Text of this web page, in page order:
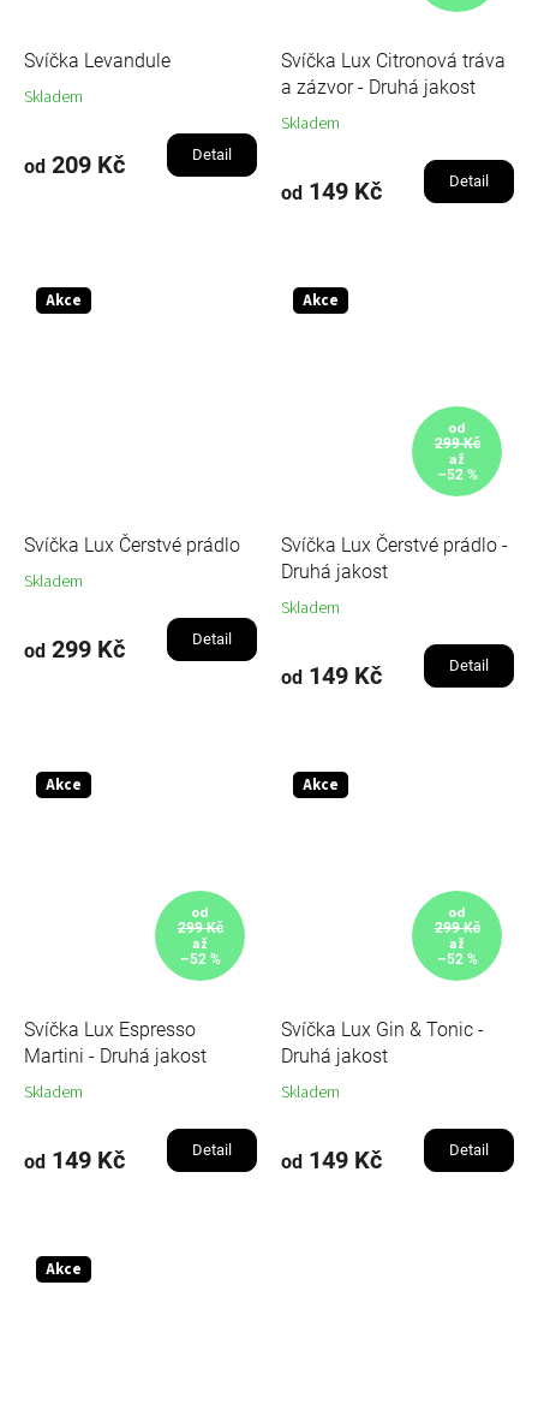
Svíčka Levandule
Skladem
od 209 Kč Detail
Svíčka Lux Citronová tráva
a zázvor - Druhá jakost
Skladem
od 149 Kč Detail
Akce
Svíčka Lux Čerstvé prádlo
Skladem
od 299 Kč Detail
Akce
od
299 Kč
až
–52 %
Svíčka Lux Čerstvé prádlo -
Druhá jakost
Skladem
od 149 Kč Detail
Akce
od
299 Kč
až
–52 %
Svíčka Lux Espresso
Martini - Druhá jakost
Skladem
od 149 Kč Detail
Akce
od
299 Kč
až
–52 %
Svíčka Lux Gin & Tonic -
Druhá jakost
Skladem
od 149 Kč Detail
Akce